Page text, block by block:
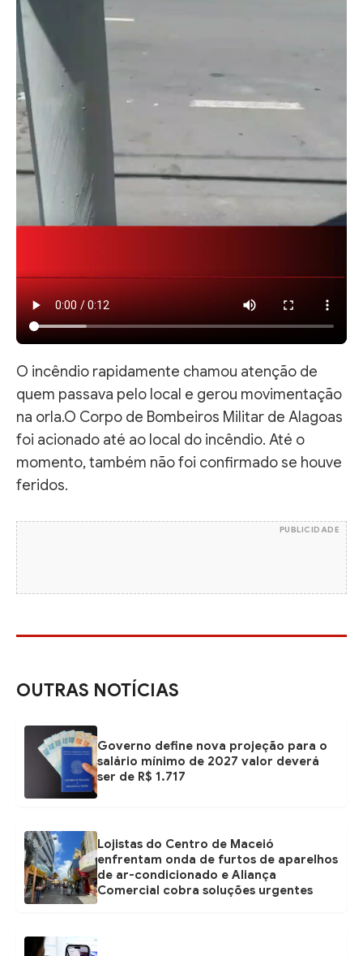
O incêndio rapidamente chamou atenção de
quem passava pelo local e gerou movimentação
na orla.O Corpo de Bombeiros Militar de Alagoas
foi acionado até ao local do incêndio. Até o
momento, também não foi confirmado se houve
feridos.
PUBLICIDADE
OUTRAS NOTÍCIAS
Governo define nova projeção para o
salário mínimo de 2027 valor deverá
ser de R$ 1.717
Lojistas do Centro de Maceió
enfrentam onda de furtos de aparelhos
de ar-condicionado e Aliança
Comercial cobra soluções urgentes